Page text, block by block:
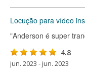
Locução para vídeo
"Anderson é super
4.8
jun. 2023 - jun. 2023